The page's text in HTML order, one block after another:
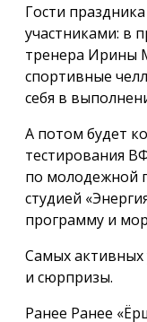
Гости
участниками: в
тренера Ирины
спортивные
себя в
А потом будет
тестирования
по молодежной
студией
программу и
Самых активных
и сюрпризы.
Ранее Ранее